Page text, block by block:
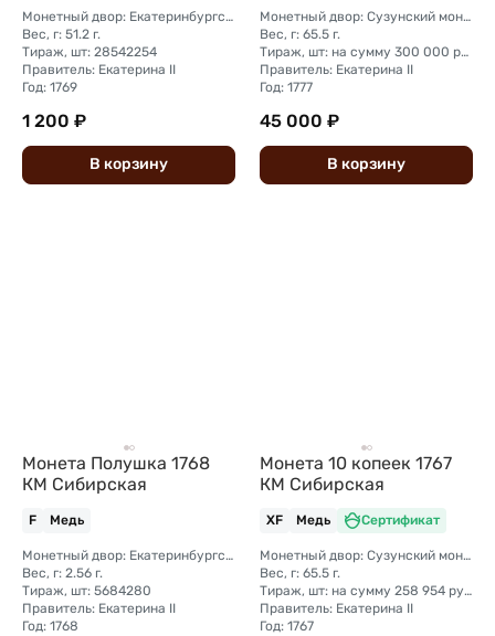
Монетный двор: Екатеринбургский монетный двор
Вес, г: 51.2 г.
Тираж, шт: 28542254
Правитель: Екатерина II
Год: 1769
1 200 ₽
В корзину
Монетный двор: Сузунский монетный двор (Сибирь)
Вес, г: 65.5 г.
Тираж, шт: на сумму 300 000 рублей (сумма 10 копеек + 5 копеек +2 копейки + 1 копейка + денга + полушка)
Правитель: Екатерина II
Год: 1777
45 000 ₽
В корзину
Монета Полушка 1768
КМ Сибирская
F Медь
Монетный двор: Екатеринбургский монетный двор
Вес, г: 2.56 г.
Тираж, шт: 5684280
Правитель: Екатерина II
Год: 1768
Монета 10 копеек 1767
КМ Сибирская
XF Медь Сертификат
Монетный двор: Сузунский монетный двор (Сибирь)
Вес, г: 65.5 г.
Тираж, шт: на сумму 258 954 рубля 5 копеек (сумма 10 копеек + 5 копеек +2 копейки + 1 копейка + денга + полушка)
Правитель: Екатерина II
Год: 1767